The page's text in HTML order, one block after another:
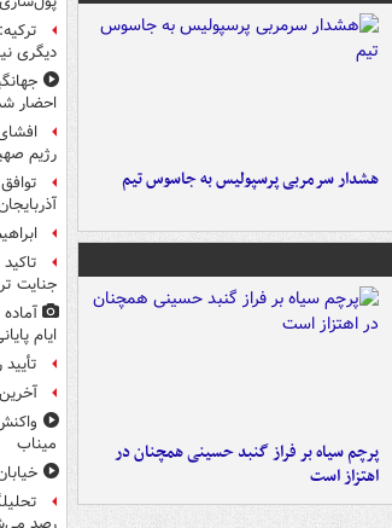
هشدار سرمربی پرسپولیس به جاسوس تیم
پرچم سیاه بر فراز گنبد حسینی همچنان در
اهتزاز است
دیگری
احضار
رژیم
جنایت
ایام
میناب